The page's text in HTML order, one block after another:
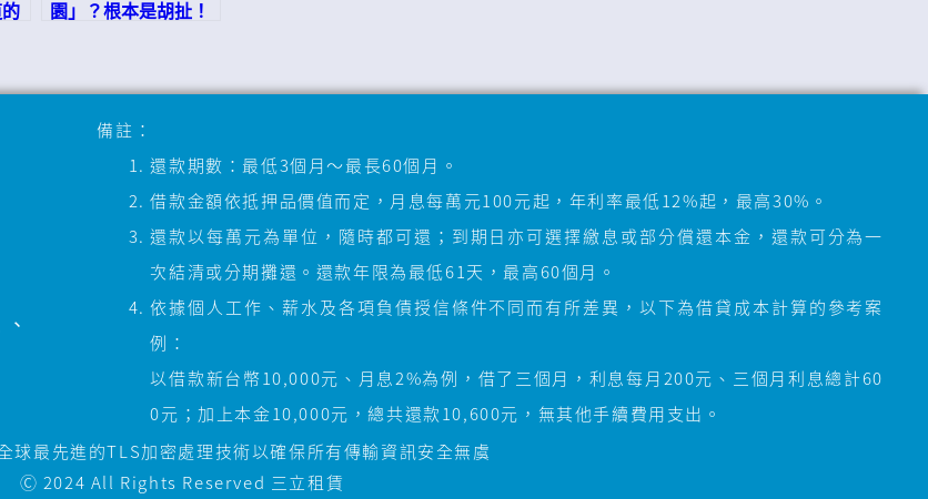
園」？根本是胡扯！
、
備註：
還款期數：最低3個月～最長60個月。
借款金額依抵押品價值而定，月息每萬元100元起，年利率最低12%起，最高30%。
還款以每萬元為單位，隨時都可還；到期日亦可選擇繳息或部分償還本金，還款可分為一
次結清或分期攤還。還款年限為最低61天，最高60個月。
依據個人工作、薪水及各項負債授信條件不同而有所差異，以下為借貸成本計算的參考案
例：
以借款新台幣10,000元、月息2%為例，借了三個月，利息每月200元、三個月利息總計60
0元；加上本金10,000元，總共還款10,600元，無其他手續費用支出。
球最先進的TLS加密處理技術以確保所有傳輸資訊安全無虞
Ⓒ 2024 All Rights Reserved 三立租賃